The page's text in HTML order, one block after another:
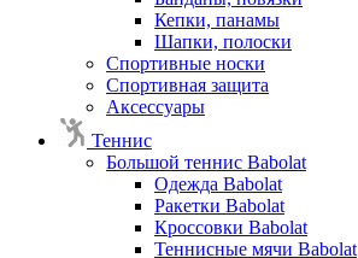
Кепки, панамы
Шапки, полоски
Спортивные носки
Спортивная защита
Аксессуары
Теннис
Большой теннис Babolat
Одежда Babolat
Ракетки Babolat
Кроссовки Babolat
Теннисные мячи Babolat